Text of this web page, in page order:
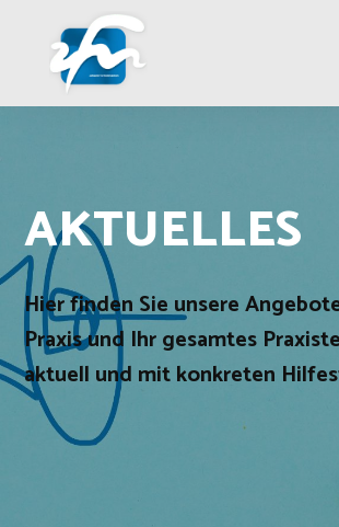
AKTUELLES
Hier finden Sie unsere
Praxis und Ihr gesamtes
aktuell und mit konkreten